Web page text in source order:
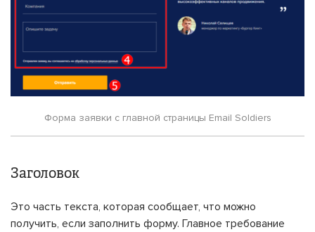
Форма заявки с главной страницы Email Soldiers
Заголовок
Это часть текста, которая сообщает, что можно
получить, если заполнить форму. Главное требование